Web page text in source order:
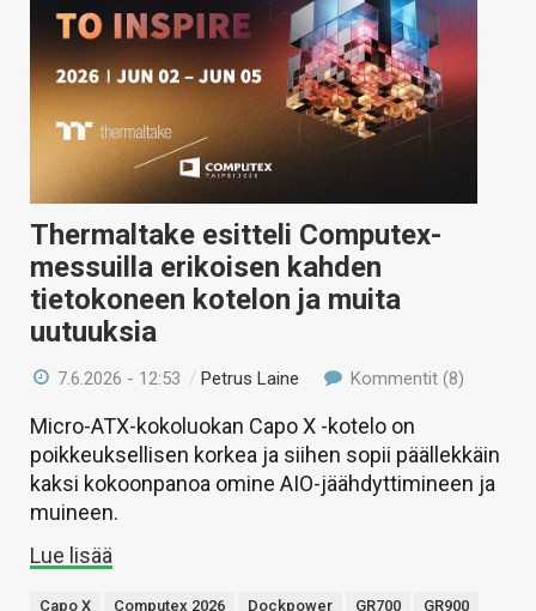
KAUPPA
VAIHDA TEEMA
HAKU
Thermaltake esitteli Computex-
messuilla erikoisen kahden
tietokoneen kotelon ja muita
uutuuksia
7.6.2026 - 12:53 / Petrus Laine Kommentit (8)
Micro-ATX-kokoluokan Capo X -kotelo on
poikkeuksellisen korkea ja siihen sopii päällekkäin
kaksi kokoonpanoa omine AIO-jäähdyttimineen ja
muineen.
Lue lisää
Capo X Computex 2026 Dockpower GR700
GR900